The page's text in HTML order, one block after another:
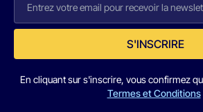
S'INSCRIRE
En cliquant sur s'inscrire, vous confirmez
Termes et Conditions